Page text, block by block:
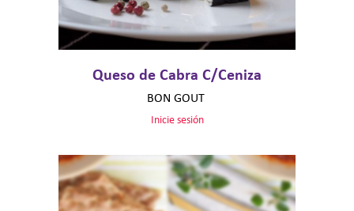
Queso de Cabra C/Ceniza
BON GOUT
Inicie sesión